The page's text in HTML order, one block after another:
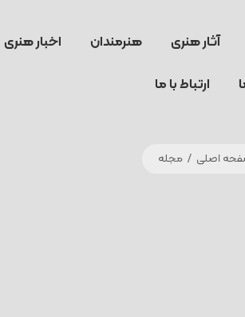
آثار هنری هنرمندان اخبار هنری
ارتباط با ما
اصلی / مجله